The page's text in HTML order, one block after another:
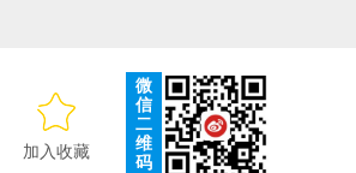
加入收藏
微
信
二
维
码